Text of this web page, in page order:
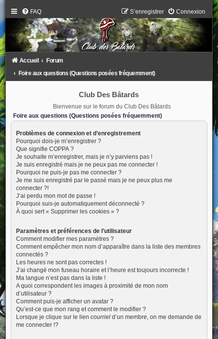
FAQ Connexion
S’enregistrer
Accueil
Forum
Foire aux questions (Questions posées fréquemment)
Club Des Bâtards
Bienvenue sur le forum du Club Des Bâtards
Foire aux questions (Questions posées fréquemment)
Problèmes de connexion et d’enregistrement
Pourquoi dois-je m’enregistrer ?
Que signifie COPPA ?
Je souhaite m’enregistrer, mais je n’y parviens pas !
Je suis enregistré mais je ne peux pas me connecter !
Pourquoi ne puis-je pas me connecter ?
Je me suis enregistré par le passé mais je ne peux plus me
connecter ?!
J’ai perdu mon mot de passe !
Pourquoi suis-je automatiquement déconnecté ?
À quoi sert « Supprimer les cookies » ?
Paramètres et préférences de l’utilisateur
Comment modifier mes paramètres ?
Comment empêcher mon nom d’apparaître dans la liste des membres
connectés ?
Les heures ne sont pas correctes !
J’ai changé mon fuseau horaire et l’heure est toujours incorrecte !
Ma langue n’est pas dans la liste !
A quoi correspondent les images à proximité de mon nom
d’utilisateur ?
Comment puis-je afficher un avatar ?
Qu’est-ce que mon rang et comment le modifier ?
Lorsque je clique sur le lien courrield’un membre, on me demande de
me connecter !?